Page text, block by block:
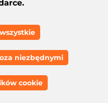
niezbędnymi
cookie